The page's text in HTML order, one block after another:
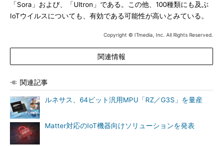
「Sora」および、「Ultron」である。この他、100種類にも及ぶ
IoTウイルスについても、有効である可能性が高いとみている。
Copyright © ITmedia, Inc. All Rights Reserved.
関連情報
関連記事
ルネサス、64ビット汎用MPU「RZ／G3S」を量産
Matter対応のIoT機器向けソリューションを発表